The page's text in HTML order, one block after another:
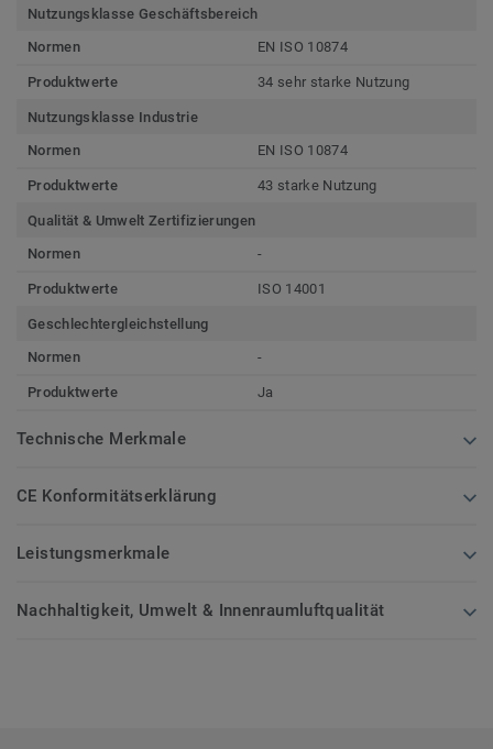
Nutzungsklasse Geschäftsbereich
Normen
EN ISO 10874
Produktwerte 34 sehr starke Nutzung
Nutzungsklasse Industrie
Normen
EN ISO 10874
Produktwerte 43 starke Nutzung
Qualität & Umwelt Zertifizierungen
Normen
-
Produktwerte ISO 14001
Geschlechtergleichstellung
Normen
-
Produktwerte Ja
Technische Merkmale
CE Konformitätserklärung
Leistungsmerkmale
Nachhaltigkeit, Umwelt & Innenraumluftqualität